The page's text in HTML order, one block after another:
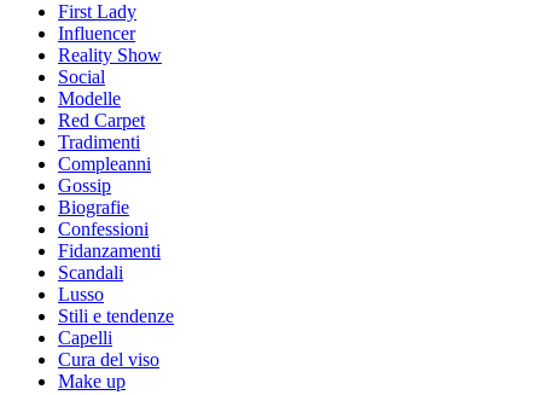
First Lady
Influencer
Reality Show
Social
Modelle
Red Carpet
Tradimenti
Compleanni
Gossip
Biografie
Confessioni
Fidanzamenti
Scandali
Lusso
Stili e tendenze
Capelli
Cura del viso
Make up